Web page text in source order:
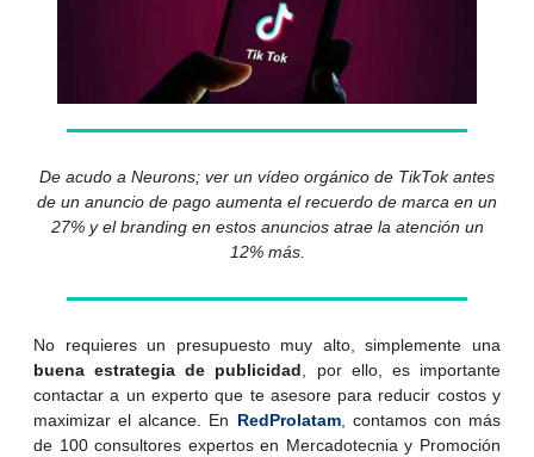
De acudo a Neurons; ver un vídeo orgánico de TikTok antes
de un anuncio de pago aumenta el recuerdo de marca en un
27% y el branding en estos anuncios atrae la atención un
12% más.
No requieres un presupuesto muy alto, simplemente una
buena estrategia de publicidad , por ello, es importante
contactar a un experto que te asesore para reducir costos y
maximizar el alcance. En RedProlatam, contamos con más
de 100 consultores expertos en Mercadotecnia y Promoción